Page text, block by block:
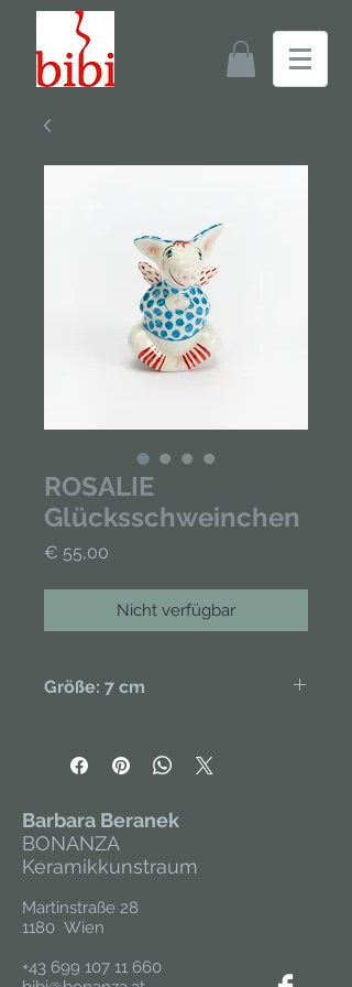
ROSALIE
Glücksschweinchen
€ 55,00
Nicht verfügbar
Größe: 7 cm
handbemalt, glasiert. Draht. Unikat
Barbara Beranek
BONANZA
Keramikkunstraum
Martinstraße 28
1180 Wien
+43 699 107 11 660